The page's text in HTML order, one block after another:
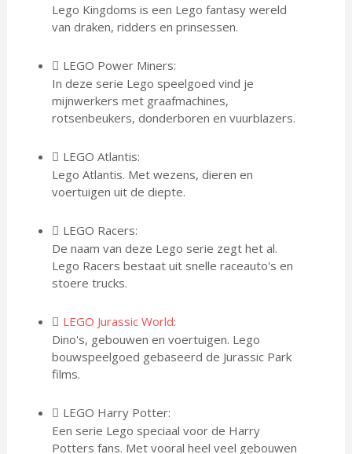
Lego Kingdoms is een Lego fantasy wereld
van draken, ridders en prinsessen.
LEGO Power Miners:
In deze serie Lego speelgoed vind je
mijnwerkers met graafmachines,
rotsenbeukers, donderboren en vuurblazers.
LEGO Atlantis:
Lego Atlantis. Met wezens, dieren en
voertuigen uit de diepte.
LEGO Racers:
De naam van deze Lego serie zegt het al.
Lego Racers bestaat uit snelle raceauto's en
stoere trucks.
LEGO Jurassic World:
Dino's, gebouwen en voertuigen. Lego
bouwspeelgoed gebaseerd de Jurassic Park
films.
LEGO Harry Potter:
Een serie Lego speciaal voor de Harry
Potters fans. Met vooral heel veel gebouwen